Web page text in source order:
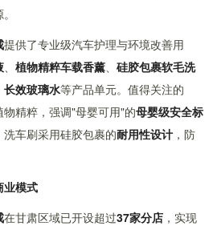
提供了专业级汽车护理与环境改善用
植物精粹车载香薰
硅胶包裹软毛洗
长效玻璃水等产品单元。值得关注的
精粹，强调"母婴可用"的母婴级安全标
洗车刷采用硅胶包裹的耐用性设计 ，防
业模式
在甘肃区域已开设超过37家分店 ，实现